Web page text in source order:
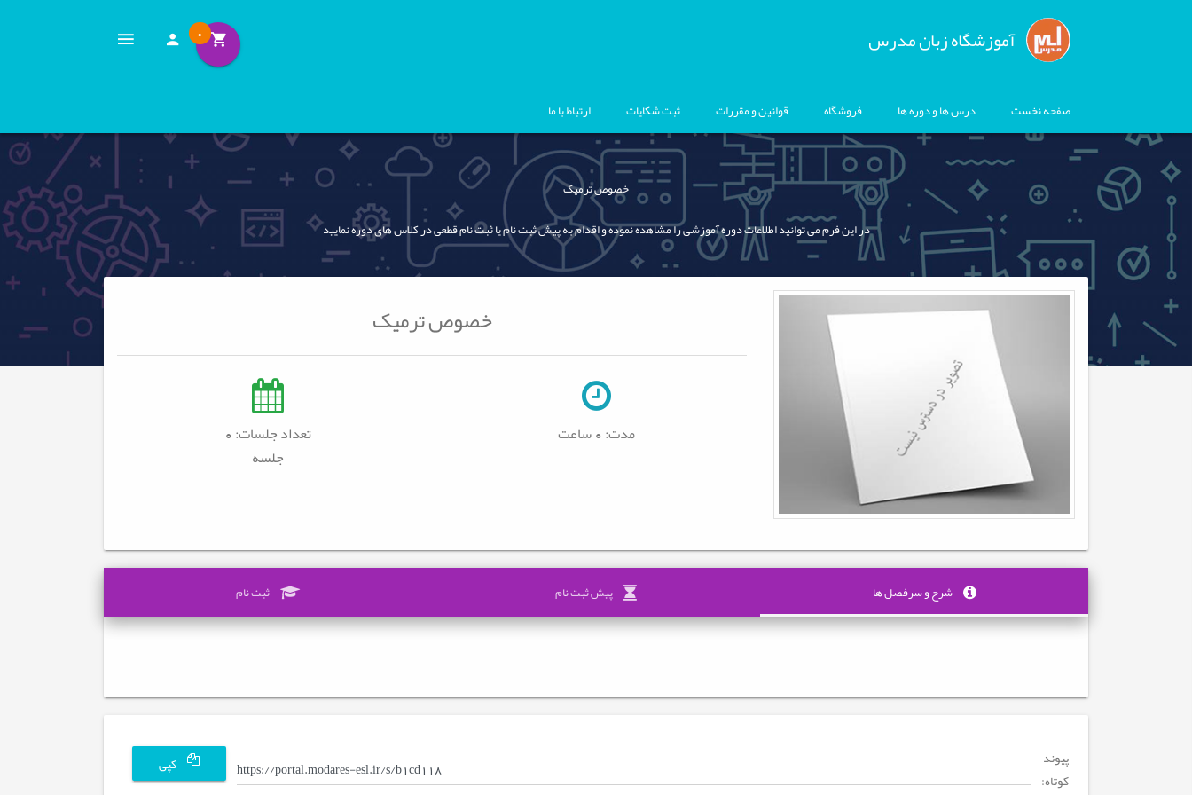
آموزشگاه زبان مدرس 0
صفحه نخست درس ها و دوره ها فروشگاه قوانین و مقررات ثبت شکایات ارتباط با ما
خصوص ترمیک
در این فرم می توانید اطلاعات دوره آموزشی را مشاهده نموده و اقدام به پیش ثبت نام یا ثبت نام قطعی در کلاس های دوره نمایید
خصوص ترمیک
مدت:0 ساعت
تعداد جلسات: 0
جلسه
شرح و سرفصل ها پیش ثبت نام ثبت نام
پیوند
کوتاه:
کپی